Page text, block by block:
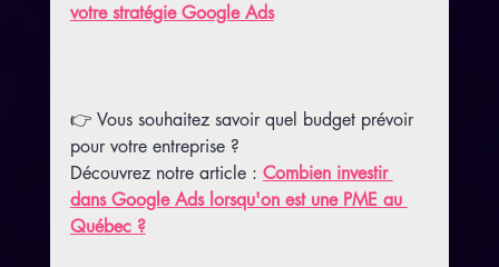
votre stratégie Google Ads
👉 Vous souhaitez savoir quel budget prévoir
pour votre entreprise ?
Découvrez notre article : Combien investir
dans Google Ads lorsqu'on est une PME au
Québec ?